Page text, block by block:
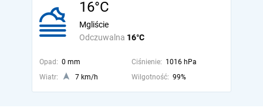
16°C
Odczuwalna 16°C
Mgliście
Opad: 0 mm Ciśnienie: 1016 hPa
Wiatr:
7 km/h Wilgotność: 99%